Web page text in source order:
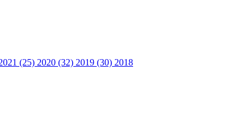
(25) 2020 (32) 2019 (30) 2018